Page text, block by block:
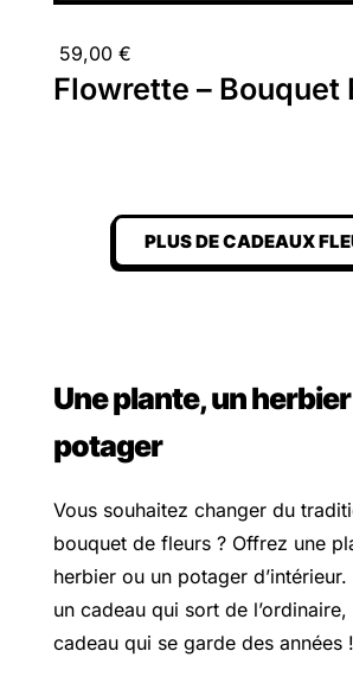
59,00 €
Flowrette – Bouquet
PLUS DE CADEAUX
Une plante, un
potager
Vous souhaitez changer du
bouquet de fleurs ? Offrez une
herbier ou un potager d’intérieur.
un cadeau qui sort de l’ordinaire,
cadeau qui se garde des années !